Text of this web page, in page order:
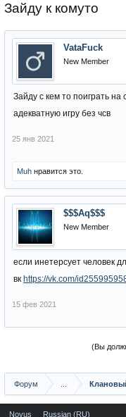
Зайду к комуто
VataFuck
New Member
Зайду с кем то поиграть
адекватную игру без чсв
25 янв 2021
Muh нравится это.
$$$Aq$$$
New Member
если инетерсует человек
вк https://vk.com/
15 фев 2021
(Вы
Форум
Novus Russian (RU)